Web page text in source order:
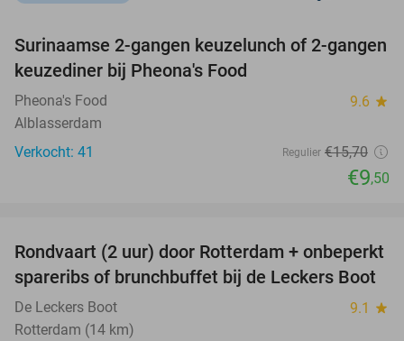
39%
Surinaamse 2-gangen keuzelunch of 2-gangen
keuzediner bij Pheona's Food
Pheona's Food 9.6 star
Alblasserdam
Verkocht: 41
Regulier €15,70
€9,50
24%
Rondvaart (2 uur) door Rotterdam + onbeperkt
spareribs of brunchbuffet bij de Leckers Boot
De Leckers Boot 9.1 star
Rotterdam (14 km)